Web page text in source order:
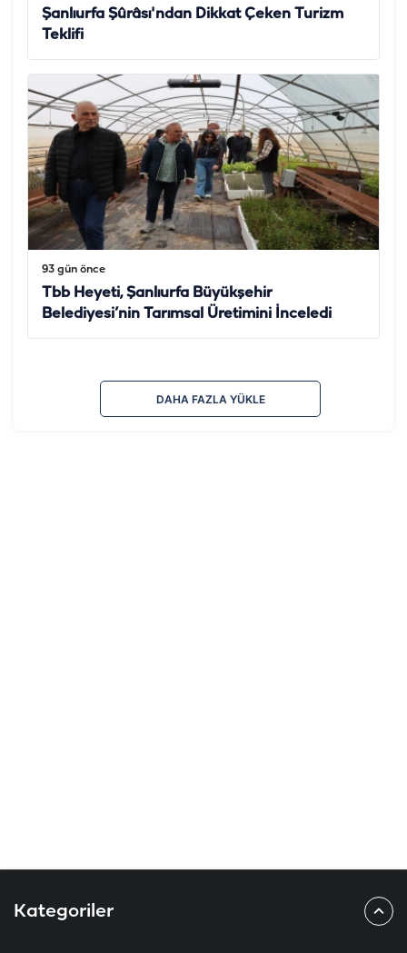
Şanlıurfa Şûrâsı'ndan Dikkat Çeken Turizm
Teklifi
93 gün önce
Tbb Heyeti, Şanlıurfa Büyükşehir
Belediyesi’nin Tarımsal Üretimini İnceledi
DAHA FAZLA YÜKLE
Kategoriler